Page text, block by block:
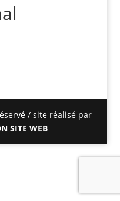
/ site réalisé par
SITE WEB